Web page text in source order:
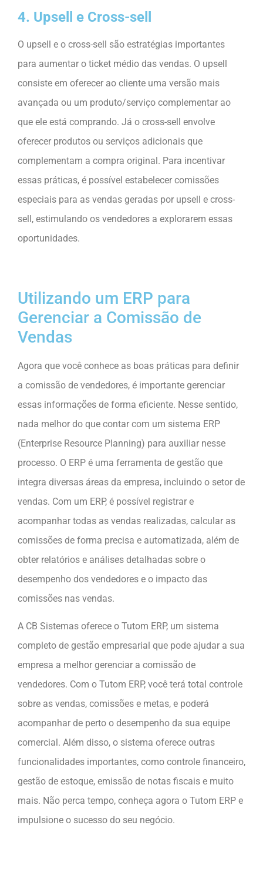
4. Upsell e Cross-sell
O upsell e o cross-sell são estratégias importantes
para aumentar o ticket médio das vendas. O upsell
consiste em oferecer ao cliente uma versão mais
avançada ou um produto/serviço complementar ao
que ele está comprando. Já o cross-sell envolve
oferecer produtos ou serviços adicionais que
complementam a compra original. Para incentivar
essas práticas, é possível estabelecer comissões
especiais para as vendas geradas por upsell e cross-
sell, estimulando os vendedores a explorarem essas
oportunidades.
Utilizando um ERP para
Gerenciar a Comissão de
Vendas
Agora que você conhece as boas práticas para definir
a comissão de vendedores, é importante gerenciar
essas informações de forma eficiente. Nesse sentido,
nada melhor do que contar com um sistema ERP
(Enterprise Resource Planning) para auxiliar nesse
processo. O ERP é uma ferramenta de gestão que
integra diversas áreas da empresa, incluindo o setor de
vendas. Com um ERP, é possível registrar e
acompanhar todas as vendas realizadas, calcular as
comissões de forma precisa e automatizada, além de
obter relatórios e análises detalhadas sobre o
desempenho dos vendedores e o impacto das
comissões nas vendas.
A CB Sistemas oferece o Tutom ERP, um sistema
completo de gestão empresarial que pode ajudar a sua
empresa a melhor gerenciar a comissão de
vendedores. Com o Tutom ERP, você terá total controle
sobre as vendas, comissões e metas, e poderá
acompanhar de perto o desempenho da sua equipe
comercial. Além disso, o sistema oferece outras
funcionalidades importantes, como controle financeiro,
gestão de estoque, emissão de notas fiscais e muito
mais. Não perca tempo, conheça agora o Tutom ERP e
impulsione o sucesso do seu negócio.